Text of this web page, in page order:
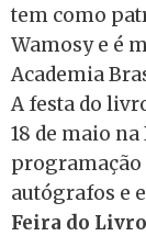
tem como
Wamosy e é
Academia
A festa do
18 de maio
programação
autógrafos e
Feira do